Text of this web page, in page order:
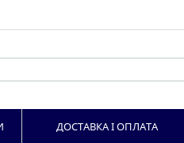
ДОСТАВКА І ОПЛАТА